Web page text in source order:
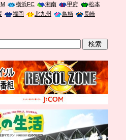
横浜FC 湘南 甲府
松本
福岡 北九州 鳥栖
長崎